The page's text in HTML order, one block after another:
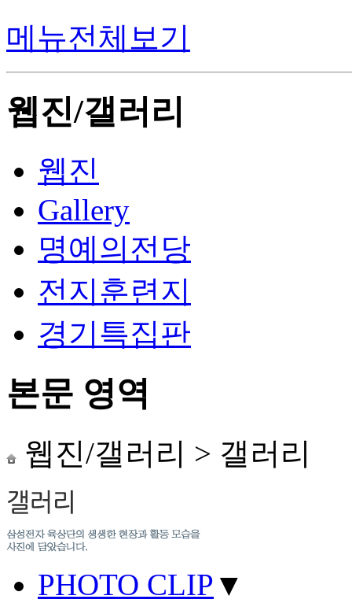
메뉴전체보기
웹진/갤러리
웹진
Gallery
명예의전당
전지훈련지
경기특집판
본문 영역
웹진/갤러리 > 갤러리
PHOTO CLIP ▼